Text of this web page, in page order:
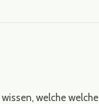
welche welche